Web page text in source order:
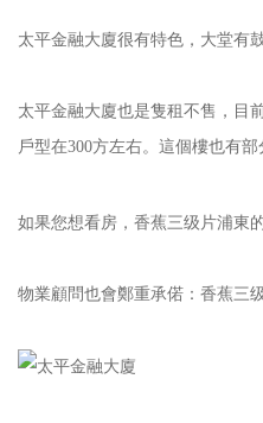
太平金融大廈很有特色，大堂有鼓
太平金融大廈也是隻租不售，目
戶型在300方左右。這個樓也有部
如果您想看房，香蕉三级片浦東的
物業顧問也會鄭重承偌：香蕉三